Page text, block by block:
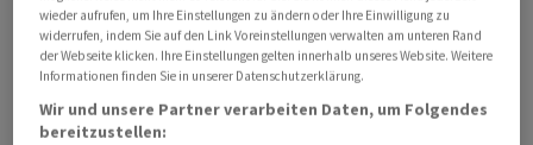
      ESP Repsol Q2-Umsatz
      DEU Traton Pre-Close-Call Q2
Termine Konjunktur
      DEU Auftragseingang Industrie 5/26
wieder aufrufen, um Ihre Einstellungen zu ändern oder Ihre Einwilligung zu
widerrufen, indem Sie auf den Link Voreinstellungen verwalten am unteren Rand
der Webseite klicken. Ihre Einstellungen gelten innerhalb unseres Website. Weitere
Informationen finden Sie in unserer Datenschutzerklärung.
Wir und unsere Partner verarbeiten Daten, um Folgendes
bereitzustellen: